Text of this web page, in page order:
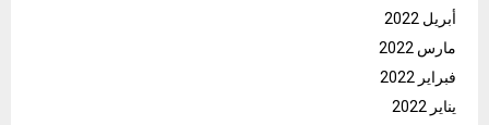
أبريل 2022
مارس 2022
فبراير 2022
يناير 2022